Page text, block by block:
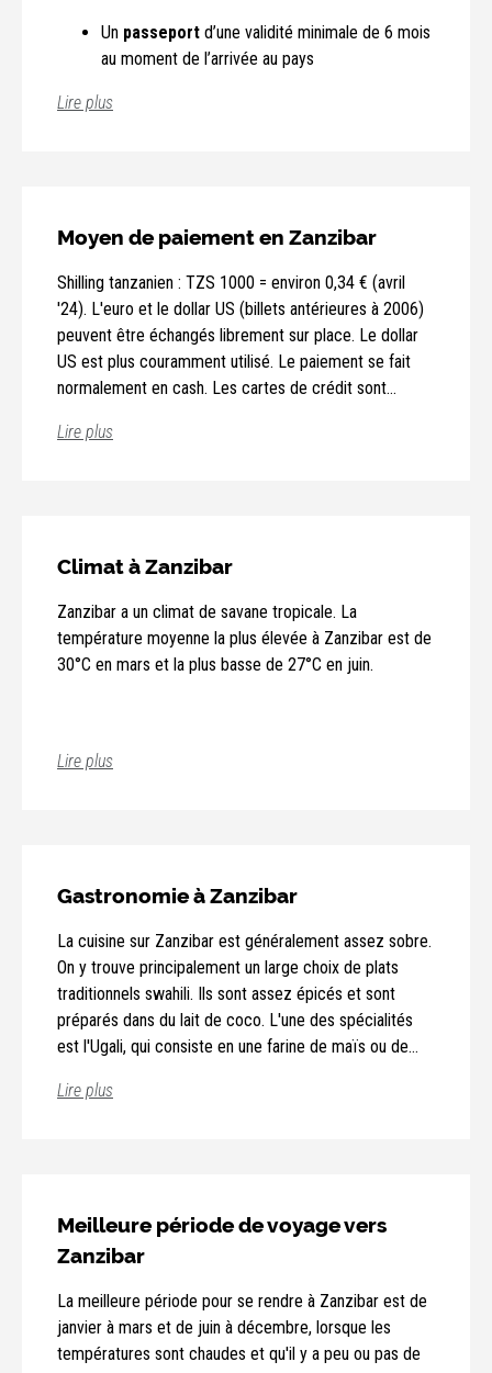
Un passeport d’une validité minimale de 6 mois
au moment de l’arrivée au pays
visa à l’arrivée est possible mais n’est pas
garanti et entre autres pour cette raison
déconseillé
eservices.org/requirements/
Mise à jour : 29/01/2024
Lire plus
Moyen de paiement en Zanzibar
Shilling tanzanien : TZS 1000 = environ 0,34 € (avril
'24). L'euro et le dollar US (billets antérieures à 2006)
peuvent être échangés librement sur place. Le dollar
US est plus couramment utilisé. Le paiement se fait
normalement en cash. Les cartes de crédit sont
restaurants.
Lire plus
Climat à Zanzibar
Zanzibar a un climat de savane tropicale. La
température moyenne la plus élevée à Zanzibar est de
30°C en mars et la plus basse de 27°C en juin.
Lire plus
Gastronomie à Zanzibar
La cuisine sur Zanzibar est généralement assez sobre.
On y trouve principalement un large choix de plats
traditionnels swahili. Ils sont assez épicés et sont
préparés dans du lait de coco. L'une des spécialités
est l'Ugali, qui consiste en une farine de maïs ou de
des haricots. À Zanzibar, vous pouvez sentir et goûter
sont également préparées de différentes manières.
Les préparations les plus courantes sont la soupe de
la bière de banane. Il existe également un certain
nombre d'en-cas populaires tels que le chipsi mayai
(omelette aux pommes de terre), le samosa (triangle
Lire plus
Meilleure période de voyage vers
Zanzibar
La meilleure période pour se rendre à Zanzibar est de
janvier à mars et de juin à décembre, lorsque les
températures sont chaudes et qu'il y a peu ou pas de